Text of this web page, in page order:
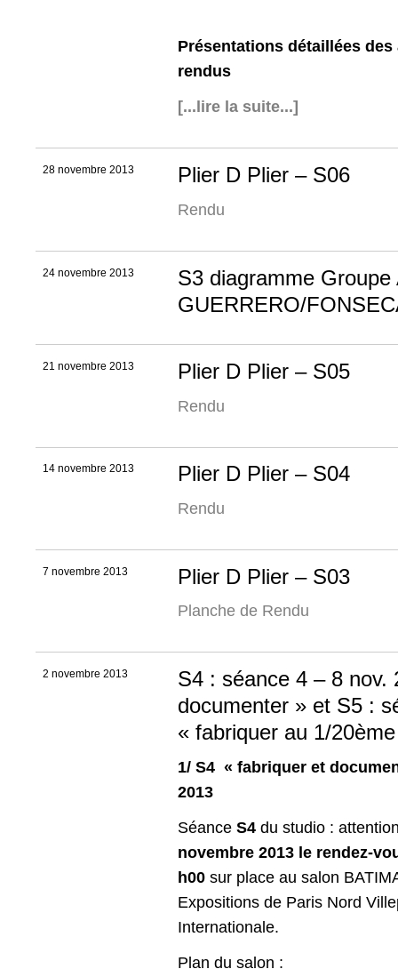
Présentations détaillées
rendus
[...lire la suite...]
28 novembre 2013 Plier D Plier – S06
Rendu
24 novembre 2013
S3 diagramme
GUERRERO/
21 novembre 2013 Plier D Plier – S05
Rendu
14 novembre 2013 Plier D Plier – S04
Rendu
7 novembre 2013 Plier D Plier – S03
Planche de Rendu
2 novembre 2013
S4 : séance 4 – 8 nov.
documenter » et S5 :
« fabriquer au 1/
1/ S4 « fabriquer et
2013
Séance S4 du studio :
novembre 2013 le rendez-
h00 sur place au salon
Expositions de Paris Nord
Internationale.
Plan du salon :